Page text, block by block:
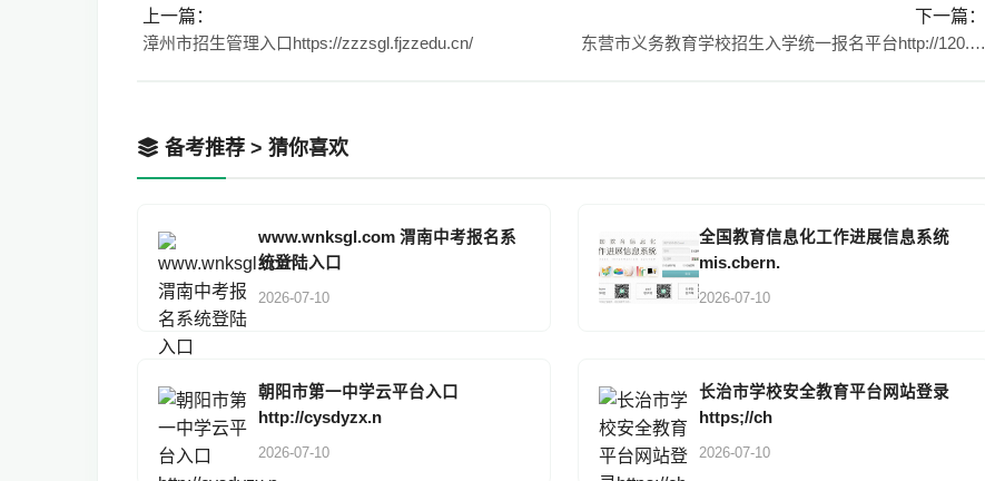
上一篇：
漳州市招生管理入口https://zzzsgl.fjzzedu.cn/
下一篇：
东营市义务教育学校招生入学统一报名平台http://120.220.4.176:9002/
备考推荐 > 猜你喜欢
www.wnksgl.com 渭南中考报名系
统登陆入口
2026-07-10
全国教育信息化工作进展信息系统
mis.cbern.
2026-07-10
朝阳市第一中学云平台入口
http://cysdyzx.n
2026-07-10
长治市学校安全教育平台网站登录
https;//ch
2026-07-10